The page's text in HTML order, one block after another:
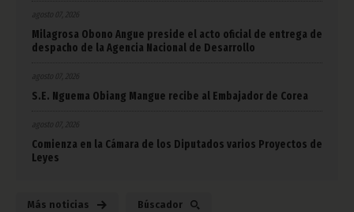
agosto 07, 2026
Milagrosa Obono Angue preside el acto oficial de entrega de
despacho de la Agencia Nacional de Desarrollo
agosto 07, 2026
S.E. Nguema Obiang Mangue recibe al Embajador de Corea
agosto 07, 2026
Comienza en la Cámara de los Diputados varios Proyectos de
Leyes
Más noticias Búscador